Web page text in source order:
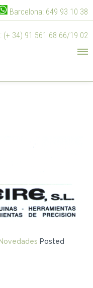
Barcelona: 649 93 10 38
(+ 34) 91 561 68 66/19 02
Novedades Posted